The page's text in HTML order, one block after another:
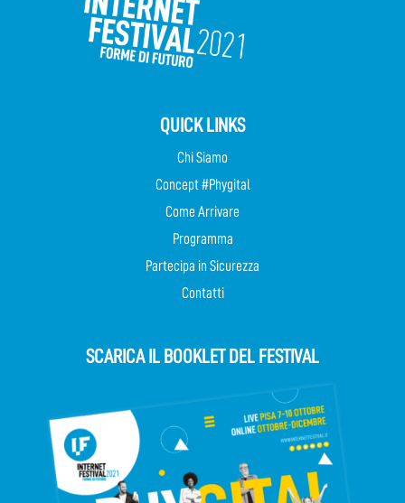
QUICK LINKS
Chi Siamo
Concept #Phygital
Come Arrivare
Programma
Partecipa in Sicurezza
Contatti
SCARICA IL BOOKLET DEL FESTIVAL